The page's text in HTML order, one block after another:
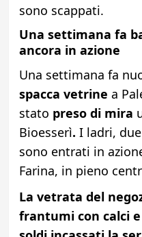
sono scappati.
Una settimana fa
ancora in azione
Una settimana fa
spacca vetrine a
stato preso di mira
Bioesserì. I ladri,
sono entrati in
Farina, in pieno
La vetrata del
frantumi con calci